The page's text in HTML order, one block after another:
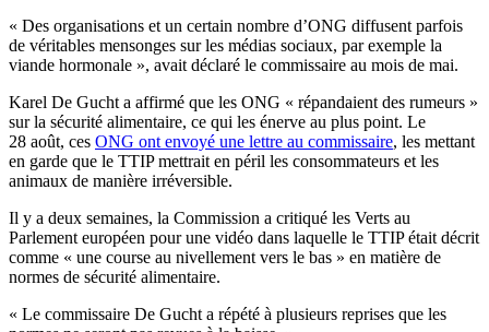
« Des organisations et un certain nombre d’ONG diffusent parfois
de véritables mensonges sur les médias sociaux, par exemple la
viande hormonale », avait déclaré le commissaire au mois de mai.
Karel De Gucht a affirmé que les ONG « répandaient des rumeurs »
sur la sécurité alimentaire, ce qui les énerve au plus point. Le
28 août, ces ONG ont envoyé une lettre au commissaire, les mettant
en garde que le TTIP mettrait en péril les consommateurs et les
animaux de manière irréversible.
Il y a deux semaines, la Commission a critiqué les Verts au
Parlement européen pour une vidéo dans laquelle le TTIP était décrit
comme « une course au nivellement vers le bas » en matière de
normes de sécurité alimentaire.
« Le commissaire De Gucht a répété à plusieurs reprises que les